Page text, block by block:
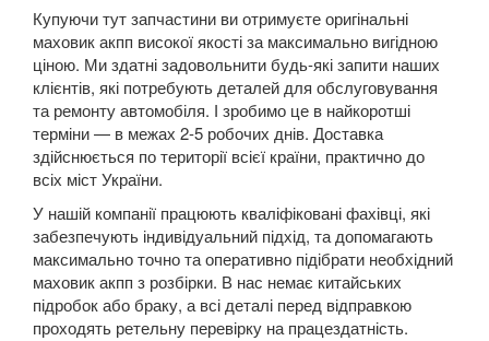
Kangoo II (FW, KW)
Koleos I (HY0)
Koleos II
Laguna II (BG, KG)
Laguna III (BT, DT, KT)
Latitude (L7)
Master III (HD, FD, JD)
Megane II (BM, CM, KM, LM, EM)
Купуючи тут запчастини ви отримуєте оригінальні
маховик акпп високої якості за максимально вигідною
ціною. Ми здатні задовольнити будь-які запити наших
клієнтів, які потребують деталей для обслуговування
та ремонту автомобіля. І зробимо це в найкоротші
терміни — в межах 2-5 робочих днів. Доставка
здійснюється по території всієї країни, практично до
всіх міст України.
У нашій компанії працюють кваліфіковані фахівці, які
забезпечують індивідуальний підхід, та допомагають
максимально точно та оперативно підібрати необхідний
маховик акпп з розбірки. В нас немає китайських
підробок або браку, а всі деталі перед відправкою
проходять ретельну перевірку на працездатність.